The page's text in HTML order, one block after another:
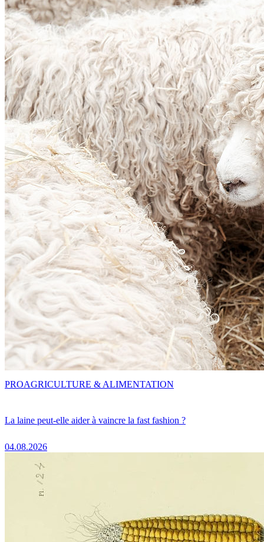
La laine peut-elle aider à vaincre la fast fashion ?
04.08.2026
PROAGRICULTURE & ALIMENTATION